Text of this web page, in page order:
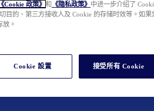
《Cookie 政策》 和 《隐私政策》 中进一步介绍了
目的、第三方接收人及 Cookie 的存储时效等。如
放。
Cookie 設置 接受所有 Cookie